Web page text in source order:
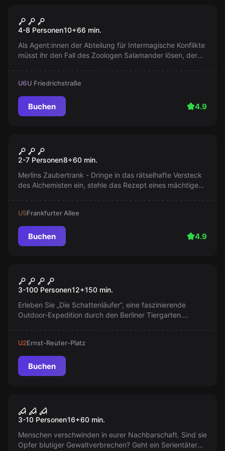
Magic Alley
4-8 Personen10+66 min.
Als Agent:innen der Abteilung für Intermagische Konflikte
müsst ihr den Fall des Zoologen Salamander lösen, der
U6U Friedrichstraße
Buchen 4.9
Merlins Zaubertrank
2-7 Personen8+60 min.
Merlins Zaubertrank - Dringe in das rätselhafte Versteck
des Alchemisten ein, stehle das Rezept eines mächtigen
U5Frankfurter Allee
Buchen 4.9
Die Schattenläufer
3-100 Personen12+150 min.
Erleben Sie „Die Schattenläufer“, eine faszinierende
Outdoor-Expedition durch den Berliner Tiergarten.
U2Ernst-Reuter-Platz
Buchen
Blood Lust
3-10 Personen16+60 min.
Menschen verschwinden in eurer Nachbarschaft. Sind sie
Opfer blutiger Gewaltverbrechen? Geht ein Serientäter